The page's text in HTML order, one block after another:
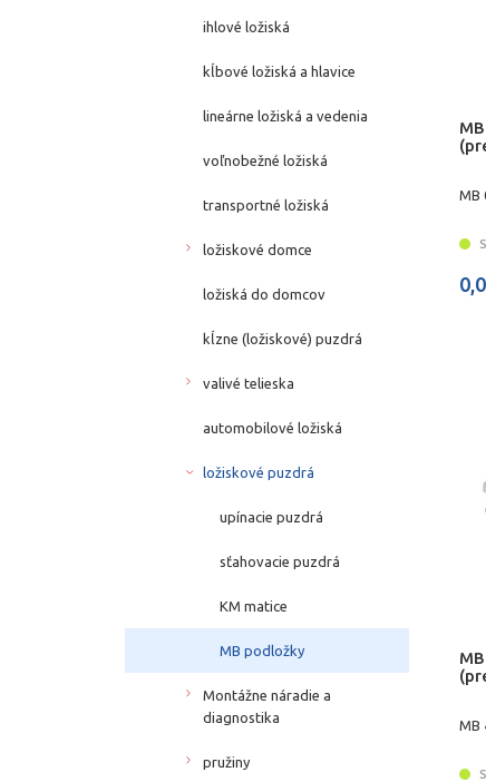
MB
MB
ihlové ložiská
kĺbové ložiská a hlavice
lineárne ložiská a vedenia
voľnobežné ložiská
transportné ložiská
ložiskové domce
ložiská do domcov
kĺzne (ložiskové) puzdrá
valivé telieska
automobilové ložiská
ložiskové puzdrá
upínacie puzdrá
sťahovacie puzdrá
KM matice
MB podložky
Montážne náradie a
diagnostika
pružiny